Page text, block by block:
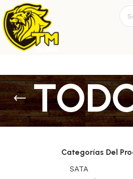
Categorías Del
SATA